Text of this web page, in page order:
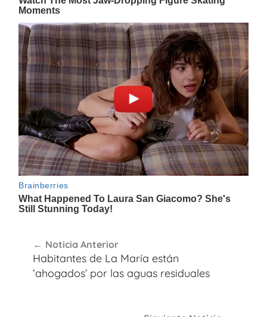
de
entradas
Noticia Anterior
Habitantes de La María están
‘ahogados’ por las aguas residuales